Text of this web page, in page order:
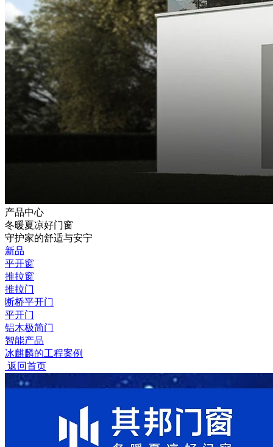
产品中心
冬暖夏凉好门窗
守护家的舒适与安宁
新品
平开窗
推拉窗
推拉门
断桥平开门
平开门
铝木极简门
智能产品
冰麒麟的工程案例
返回首页